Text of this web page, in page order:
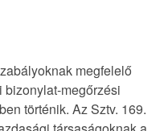
megfelelő
megőrzési
történik. Az Sztv. 169.